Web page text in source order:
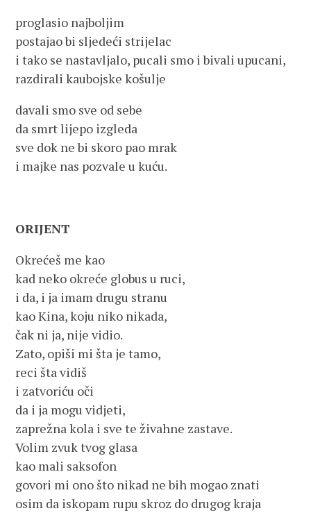
proglasio najboljim
postajao bi sljedeći strijelac
i tako se nastavljalo, pucali smo i bivali upucani,
razdirali kaubojske košulje
davali smo sve od sebe
da smrt lijepo izgleda
sve dok ne bi skoro pao mrak
i majke nas pozvale u kuću.
ORIJENT
Okrećeš me kao
kad neko okreće globus u ruci,
i da, i ja imam drugu stranu
kao Kina, koju niko nikada,
čak ni ja, nije vidio.
Zato, opiši mi šta je tamo,
reci šta vidiš
i zatvoriću oči
da i ja mogu vidjeti,
zaprežna kola i sve te živahne zastave.
Volim zvuk tvog glasa
kao mali saksofon
govori mi ono što nikad ne bih mogao znati
osim da iskopam rupu skroz do drugog kraja